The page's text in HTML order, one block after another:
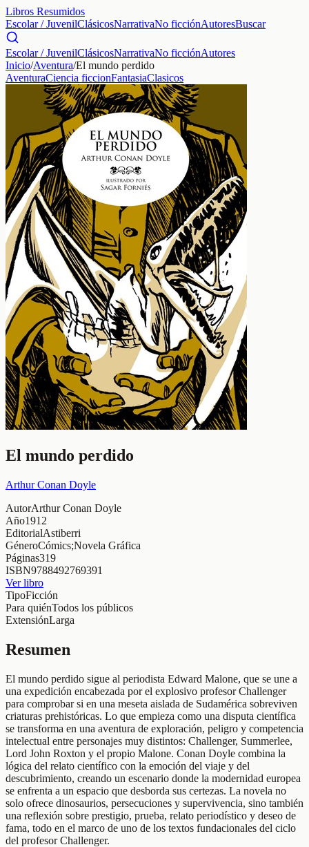
Libros Resumidos
Escolar / JuvenilClásicosNarrativaNo ficciónAutoresBuscar
Escolar / JuvenilClásicosNarrativaNo ficciónAutores
Inicio/Aventura/El mundo perdido
AventuraCiencia ficcionFantasiaClasicos
El mundo perdido
Arthur Conan Doyle
AutorArthur Conan Doyle
Año1912
EditorialAstiberri
GéneroCómics;Novela Gráfica
Páginas319
ISBN9788492769391
Ver libro
TipoFicción
Para quiénTodos los públicos
ExtensiónLarga
Resumen
El mundo perdido sigue al periodista Edward Malone, que se une a
una expedición encabezada por el explosivo profesor Challenger
para comprobar si en una meseta aislada de Sudamérica sobreviven
criaturas prehistóricas. Lo que empieza como una disputa científica
se transforma en una aventura de exploración, peligro y competencia
intelectual entre personajes muy distintos: Challenger, Summerlee,
Lord John Roxton y el propio Malone. Conan Doyle combina la
lógica del relato científico con la emoción del viaje y del
descubrimiento, creando un escenario donde la modernidad europea
se enfrenta a un espacio que desborda sus certezas. La novela no
solo ofrece dinosaurios, persecuciones y supervivencia, sino también
una reflexión sobre prestigio, prueba, relato periodístico y deseo de
fama, todo en el marco de uno de los textos fundacionales del ciclo
del profesor Challenger.